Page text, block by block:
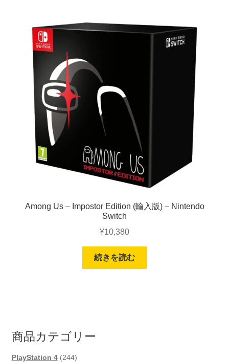
Among Us – Impostor Edition (輸入版) – Nintendo
Switch
¥10,380
続きを読む
商品カテゴリー
PlayStation 4 244244